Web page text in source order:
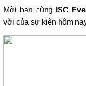
Mời bạn cùng ISC
vời của sự kiện hôm